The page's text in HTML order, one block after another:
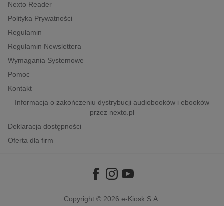
polityka, społeczno-informacyjne
psychologiczne
inne
popularno-naukowe
historia
Nexto Reader
Polityka Prywatności
Regulamin
Regulamin Newslettera
Wymagania Systemowe
Pomoc
Kontakt
Informacja o zakończeniu dystrybucji audiobooków i ebooków
przez nexto.pl
Deklaracja dostępności
Oferta dla firm
Copyright © 2026 e-Kiosk S.A.